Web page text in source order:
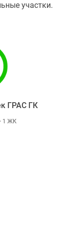
участки.
ГРАС ГК
1 ЖК